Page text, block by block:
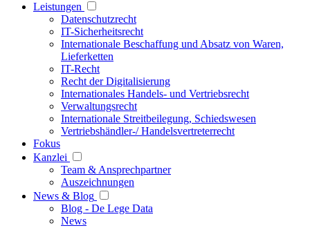
Leistungen
Datenschutzrecht
IT-Sicherheitsrecht
Internationale Beschaffung und Absatz von Waren,
Lieferketten
IT-Recht
Recht der Digitalisierung
Internationales Handels- und Vertriebsrecht
Verwaltungsrecht
Internationale Streitbeilegung, Schiedswesen
Vertriebshändler-/ Handelsvertreterrecht
Fokus
Kanzlei
Team & Ansprechpartner
Auszeichnungen
News & Blog
Blog - De Lege Data
News